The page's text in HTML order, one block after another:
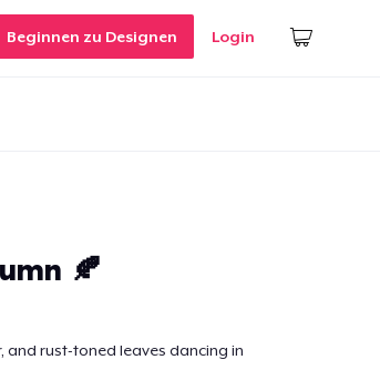
Beginnen zu Designen Login
🍂
and rust-toned leaves dancing in